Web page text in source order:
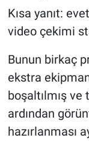
Kısa yanıt:
video çekimi
Bunun birkaç
ekstra
boşaltılmış ve
ardından
hazırlanması